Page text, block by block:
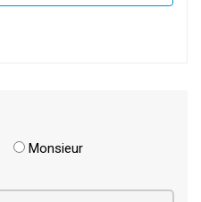
Monsieur